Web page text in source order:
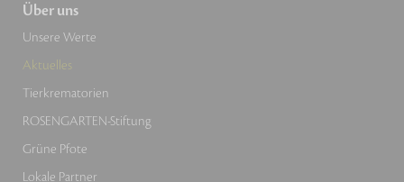
Über uns
Unsere Werte
Aktuelles
Tierkrematorien
ROSENGARTEN-Stiftung
Grüne Pfote
Lokale Partner